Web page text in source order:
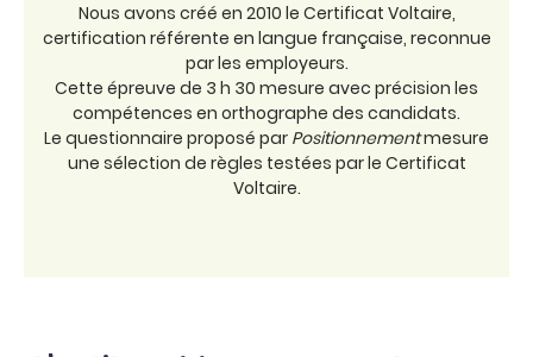
Nous avons créé en 2010 le Certificat Voltaire,
certification référente en langue française, reconnue
par les employeurs.
Cette épreuve de 3 h 30 mesure avec précision les
compétences en orthographe des candidats.
Le questionnaire proposé par Positionnementmesure
une sélection de règles testées par le Certificat
Voltaire.